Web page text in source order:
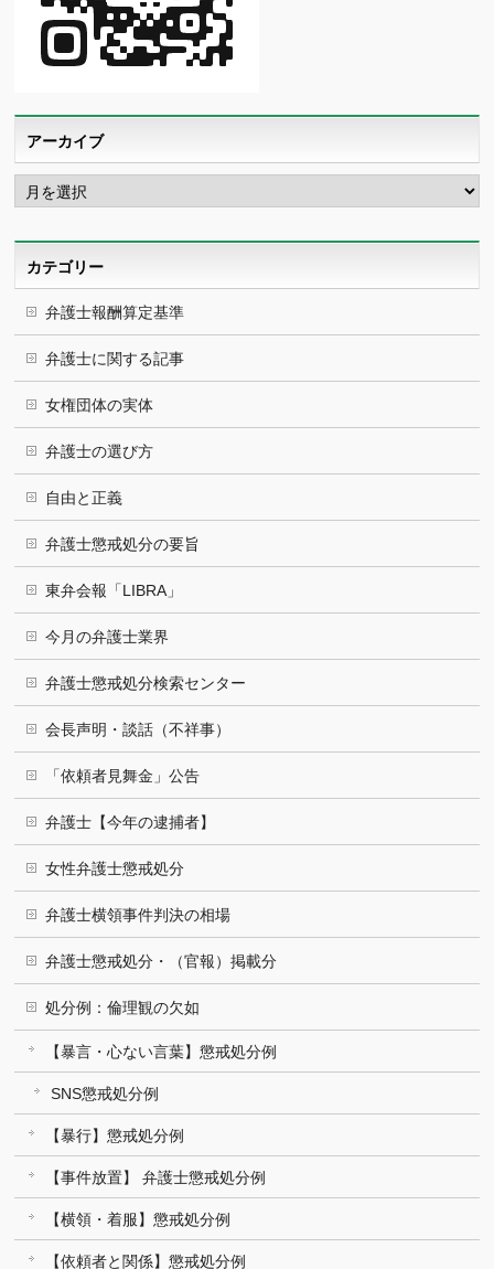
アーカイブ
ア
ー
カ
カテゴリー
弁護士報酬算定基準
弁護士に関する記事
女権団体の実体
弁護士の選び方
自由と正義
弁護士懲戒処分の要旨
東弁会報「LIBRA」
今月の弁護士業界
弁護士懲戒処分検索センター
会長声明・談話（不祥事）
「依頼者見舞金」公告
弁護士【今年の逮捕者】
女性弁護士懲戒処分
弁護士横領事件判決の相場
弁護士懲戒処分・（官報）掲載分
処分例：倫理観の欠如
【暴言・心ない言葉】懲戒処分例
SNS懲戒処分例
【暴行】懲戒処分例
【事件放置】 弁護士懲戒処分例
【横領・着服】懲戒処分例
【依頼者と関係】懲戒処分例